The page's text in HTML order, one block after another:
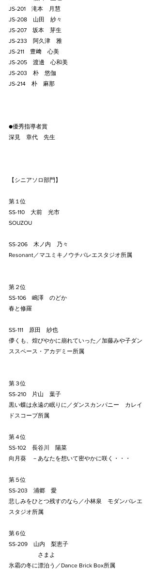
JS-201    滝本　月慧
JS-208    山田　紗々
JS-207    坂本　芽生
JS-233    阿久津    雅
JS-211    豊﨑　心美
JS-205    渡邊　心和美
JS-203    朴　悠伽
JS-214    朴　麻那
●優秀指導者賞
深見　章代　先生
【シニアソロ部門】
第１位
SS-110    大前　光市
SOUZOU
SS-206    木ノ内　乃々
Resonant／マユミキノウチバレエスタジオ所属
第２位
SS-106    嶋澤　のどか
春と修羅
SS-111    原田　紗也
儚くも、煌びやかに崩れていった／加藤みや子ダン
ススペース・アカデミー所属
第３位
SS-210    片山　葉子
黒い蝶は永遠の眠りに／ダンスカンパニー　カレイ
ドスコープ所属
第４位
SS-102    長谷川    陽菜
向月葵　－あなたを想いて密やかに咲く・・・
第５位
SS-203    浦郷　愛
悲しみをひとつ残すのなら／小林泉　モダンバレエ
スタジオ所属
第６位
SS-209    山内　梨恵子
さまよ
氷霜の冬に漂泊う／Dance Brick Box所属